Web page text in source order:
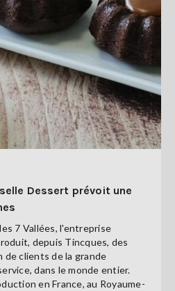
Dessert prévoit une
7 Vallées, l'entreprise
depuis Tincques, des
clients de la grande
dans le monde entier.
en France, au Royaume-